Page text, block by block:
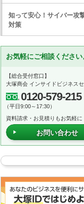
知って安心！サイバー攻
対策
お気軽にご相談ください
【総合受付窓口】
大塚商会 インサイドビジネス
0120-579-215
（平日9:00～17:30）
資料請求・お見積りもお気軽に
お問い合わせ